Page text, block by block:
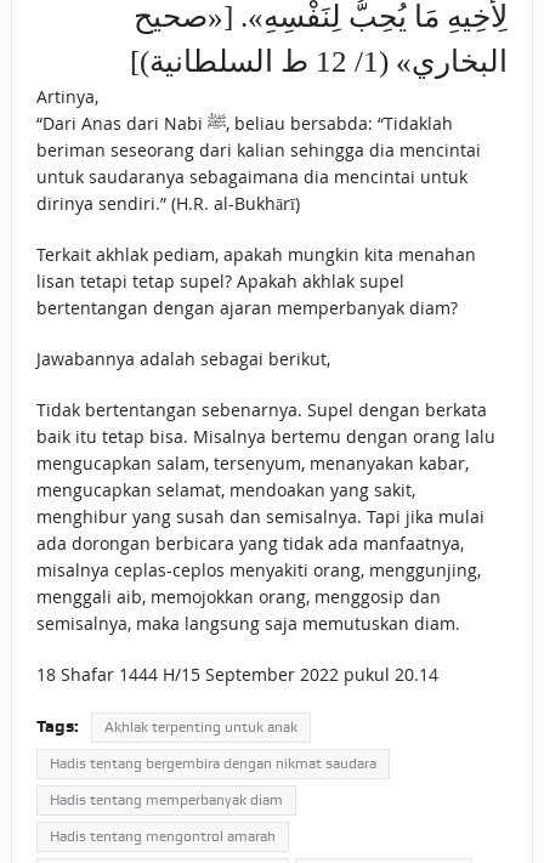
‌لِأَخِيهِ ‌مَا ‌يُحِبُّ لِنَفْسِهِ». [«صحيح
البخاري» (1/ 12 ط السلطانية)]
Artinya,
“Dari Anas dari Nabi ﷺ, beliau bersabda: “Tidaklah
beriman seseorang dari kalian sehingga dia mencintai
untuk saudaranya sebagaimana dia mencintai untuk
dirinya sendiri.” (H.R. al-Bukhārī)
Terkait akhlak pediam, apakah mungkin kita menahan
lisan tetapi tetap supel? Apakah akhlak supel
bertentangan dengan ajaran memperbanyak diam?
Jawabannya adalah sebagai berikut,
Tidak bertentangan sebenarnya. Supel dengan berkata
baik itu tetap bisa. Misalnya bertemu dengan orang lalu
mengucapkan salam, tersenyum, menanyakan kabar,
mengucapkan selamat, mendoakan yang sakit,
menghibur yang susah dan semisalnya. Tapi jika mulai
ada dorongan berbicara yang tidak ada manfaatnya,
misalnya ceplas-ceplos menyakiti orang, menggunjing,
menggali aib, memojokkan orang, menggosip dan
semisalnya, maka langsung saja memutuskan diam.
18 Shafar 1444 H/15 September 2022 pukul 20.14
Tags: Akhlak terpenting untuk anak
Hadis tentang bergembira dengan nikmat saudara
Hadis tentang memperbanyak diam
Hadis tentang mengontrol amarah